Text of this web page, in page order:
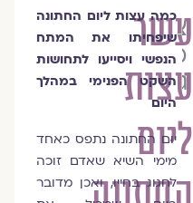
עשר
עצות
ליום
צוות
מגזין
גלויה
כמה עצות ליום החתונה
שיפחיתו את המתח
הנפשי ויסייעו לתחושות
השקט הפנימי במהלך
היום
יום החתונה נתפס כאחד
מימי השיא שאדם זוכה
לחגוג בחייו, ואכן מדובר